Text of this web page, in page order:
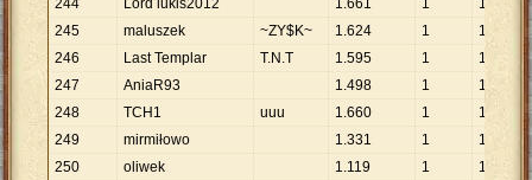
244
Lord lukis2012 1.661 1 1
661
245
maluszek ~ZY$K~ 1.624 1 1 624
246
Last Templar T.N.T 1.595 1 1
247
AniaR93 1.498 1 1 .498
248
TCH1 uuu 1.660 1 1
660
249
mirmiłowo 1.331 1 1
250
oliwek 1.119 1 1 .119